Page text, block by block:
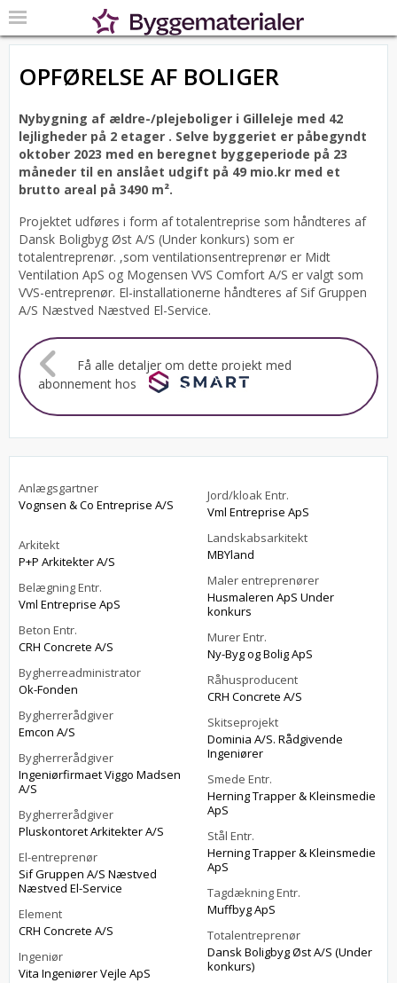
OPFØRELSE AF BOLIGER
Nybygning af ældre-/plejeboliger i Gilleleje med 42
lejligheder på 2 etager . Selve byggeriet er påbegyndt
oktober 2023 med en beregnet byggeperiode på 23
måneder til en anslået udgift på 49 mio.kr med et
brutto areal på 3490 m².
Projektet udføres i form af totalentreprise som håndteres af
Dansk Boligbyg Øst A/S (Under konkurs) som er
totalentreprenør. ,som ventilationsentreprenør er Midt
Ventilation ApS og Mogensen VVS Comfort A/S er valgt som
VVS-entreprenør. El-installationerne håndteres af Sif Gruppen
A/S Næstved Næstved El-Service.
Få alle detaljer om dette projekt med
abonnement hos
Anlægsgartner
Vognsen & Co Entreprise A/S
Arkitekt
P+P Arkitekter A/S
Belægning Entr.
Vml Entreprise ApS
Beton Entr.
CRH Concrete A/S
Bygherreadministrator
Ok-Fonden
Bygherrerådgiver
Emcon A/S
Bygherrerådgiver
Ingeniørfirmaet Viggo Madsen
A/S
Bygherrerådgiver
Pluskontoret Arkitekter A/S
El-entreprenør
Sif Gruppen A/S Næstved
Næstved El-Service
Element
CRH Concrete A/S
Ingeniør
Vita Ingeniører Vejle ApS
Jord/kloak Entr.
Vml Entreprise ApS
Landskabsarkitekt
MBYland
Maler entreprenører
Husmaleren ApS Under
konkurs
Murer Entr.
Ny-Byg og Bolig ApS
Råhusproducent
CRH Concrete A/S
Skitseprojekt
Dominia A/S. Rådgivende
Ingeniører
Smede Entr.
Herning Trapper & Kleinsmedie
ApS
Stål Entr.
Herning Trapper & Kleinsmedie
ApS
Tagdækning Entr.
Muffbyg ApS
Totalentreprenør
Dansk Boligbyg Øst A/S (Under
konkurs)